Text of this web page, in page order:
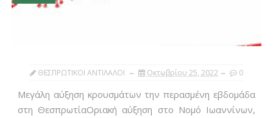
ΘΕΣΠΡΩΤΙΚΟΙ ΑΝΤΙΛΑΛΟΙ Οκτωβρίου 25, 2022 0
Μεγάλη αύξηση κρουσμάτων την περασμένη εβδομάδα
στη ΘεσπρωτίαΟριακή αύξηση στο Νομό Ιωαννίνων,